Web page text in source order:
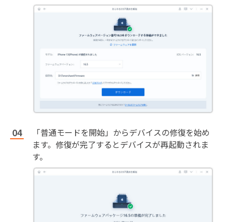
「普通モードを開始」からデバイスの修復を始め
ます。修復が完了するとデバイスが再起動されま
す。